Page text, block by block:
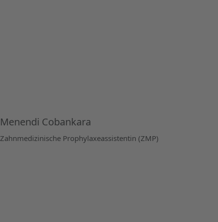
Menendi Cobankara
Zahnmedizinische Prophylaxeassistentin (ZMP)